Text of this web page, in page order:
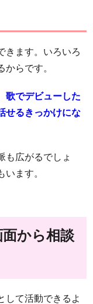
きます。いろいろ
らです。
歌でデビューした
せるきっかけにな
も広がるでしょ
ます。
から相談
して活動できるよ